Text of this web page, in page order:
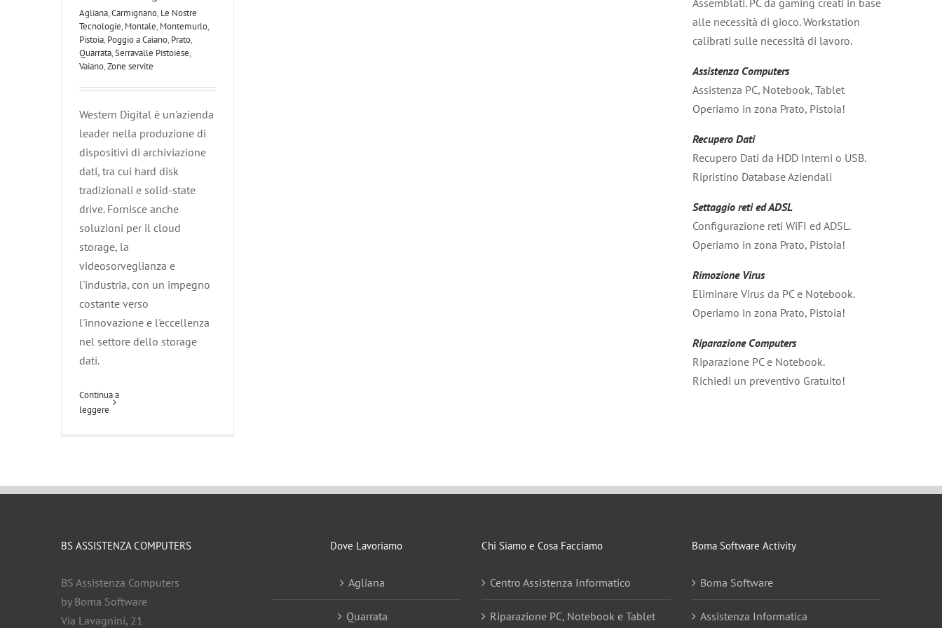
Agliana,Carmignano, Le Nostre
Tecnologie, Montale, Montemurlo,
Pistoia, Poggio a Caiano, Prato,
Quarrata,Serravalle Pistoiese,
Vaiano,Zone servite
Western Digital è un'azienda
leader nella produzione di
dispositivi di archiviazione
dati, tra cui hard disk
tradizionali e solid-state
drive. Fornisce anche
soluzioni per il cloud
storage, la
videosorveglianza e
l'industria, con un impegno
costante verso
l'innovazione e l'eccellenza
nel settore dello storage
dati.
Continua a
leggere
Assemblati. PC da gaming creati in base
alle necessità di gioco. Workstation
calibrati sulle necessità di lavoro.
Assistenza Computers
Assistenza PC, Notebook, Tablet
Operiamo in zona Prato, Pistoia!
Recupero Dati
Recupero Dati da HDD Interni o USB.
Ripristino Database Aziendali
Settaggio reti ed ADSL
Configurazione reti WiFI ed ADSL.
Operiamo in zona Prato, Pistoia!
Rimozione Virus
Eliminare Virus da PC e Notebook.
Operiamo in zona Prato, Pistoia!
Riparazione Computers
Riparazione PC e Notebook.
Richiedi un preventivo Gratuito!
BS ASSISTENZA COMPUTERS
BS Assistenza Computers
by Boma Software
Via Lavagnini, 21
Dove Lavoriamo
Agliana
Quarrata
Chi Siamo e Cosa Facciamo
Centro Assistenza Informatico
Riparazione PC, Notebook e Tablet
Boma Software Activity
Boma Software
Assistenza Informatica